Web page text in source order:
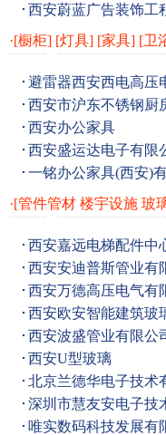
西安蔚蓝广告装饰工
·[橱柜] [灯具] [家具] [卫
避雷器西安西电高压
西安市沪东不锈钢厨
西安办公家具
西安盛运达电子有限
一铭办公家具(西安)
·[管件管材 楼宇设施 玻
西安嘉远电梯配件中
西安安迪普斯管业有
西安万德高压电气有
西安欧安智能建筑玻
西安波盛管业有限公
西安U型玻璃
北京兰德华电子技术
深圳市慧友安电子技
唯实数码科技发展有